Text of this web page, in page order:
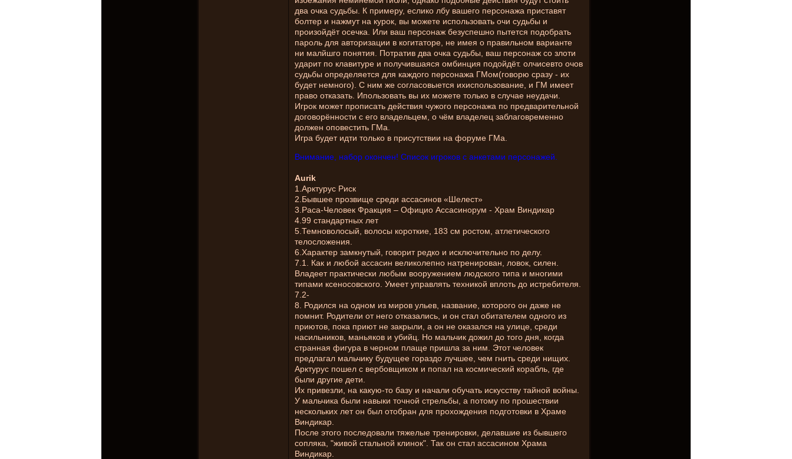
два очка судьбы. К примеру, еслико лбу вашего персонажа приставят
болтер и нажмут на курок, вы можете использовать очи судьбы и
произойдёт осечка. Или ваш персонаж безуспешно пытется подобрать
пароль для авторизации в когитаторе, не имея о правильном варианте
ни малйшго понятия. Потратив два очка судьбы, ваш персонаж со злоти
ударит по клавитуре и получившаяся омбинция подойдёт. олчисевто очов
судьбы определяется для каждого персонажа ГМом(говорю сразу - их
будет немного). С ним же согласовыется ихиспользование, и ГМ имеет
право отказать. Ипользовать вы их можете только в случае неудачи.
Игрок может прописать действия чужого персонажа по предварительной
договорённости с его владельцем, о чём владелец заблаговременно
должен оповестить ГМа.
Игра будет идти только в присутствии на форуме ГМа.
Внимание, набор окончен! Список игроков с анкетами персонажей.
Aurik
1.Арктурус Риск
2.Бывшее прозвище среди ассасинов «Шелест»
3.Раса-Человек Фракция – Официо Ассасинорум - Храм Виндикар
4.99 стандартных лет
5.Темноволосый, волосы короткие, 183 см ростом, атлетического
телосложения.
6.Характер замкнутый, говорит редко и исключительно по делу.
7.1. Как и любой ассасин великолепно натренирован, ловок, силен.
Владеет практически любым вооружением людского типа и многими
типами ксеносовского. Умеет управлять техникой вплоть до истребителя.
7.2-
8. Родился на одном из миров ульев, название, которого он даже не
помнит. Родители от него отказались, и он стал обитателем одного из
приютов, пока приют не закрыли, а он не оказался на улице, среди
насильников, маньяков и убийц. Но мальчик дожил до того дня, когда
странная фигура в черном плаще пришла за ним. Этот человек
предлагал мальчику будущее гораздо лучшее, чем гнить среди нищих.
Арктурус пошел с вербовщиком и попал на космический корабль, где
были другие дети.
Их привезли, на какую-то базу и начали обучать искусству тайной войны.
У мальчика были навыки точной стрельбы, а потому по прошествии
нескольких лет он был отобран для прохождения подготовки в Храме
Виндикар.
После этого последовали тяжелые тренировки, делавшие из бывшего
сопляка, "живой стальной клинок". Так он стал ассасином Храма
Виндикар.